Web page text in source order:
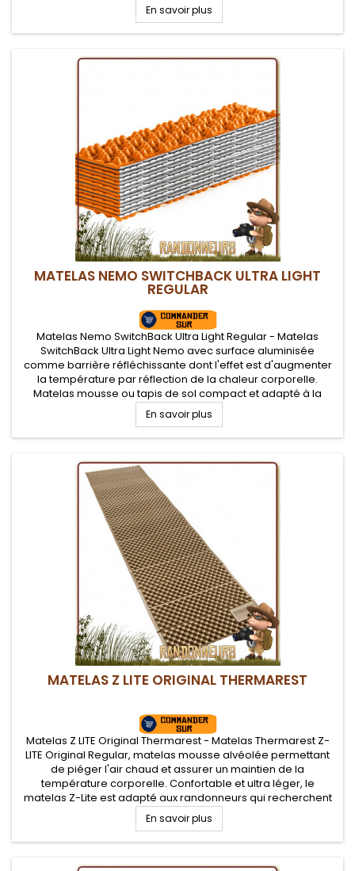
randonnée et bivouac léger
En savoir plus
MATELAS NEMO SWITCHBACK ULTRA LIGHT
REGULAR
Matelas Nemo SwitchBack Ultra Light Regular - Matelas
SwitchBack Ultra Light Nemo avec surface aluminisée
comme barrière réfléchissante dont l'effet est d'augmenter
la température par réflection de la chaleur corporelle.
Matelas mousse ou tapis de sol compact et adapté à la
randonnée et bivouac léger
En savoir plus
MATELAS Z LITE ORIGINAL THERMAREST
Matelas Z LITE Original Thermarest - Matelas Thermarest Z-
LITE Original Regular, matelas mousse alvéolée permettant
de piéger l'air chaud et assurer un maintien de la
température corporelle. Confortable et ultra léger, le
matelas Z-Lite est adapté aux randonneurs qui recherchent
un matelas robuste et polyvalent. Valeur R de 1.7
En savoir plus